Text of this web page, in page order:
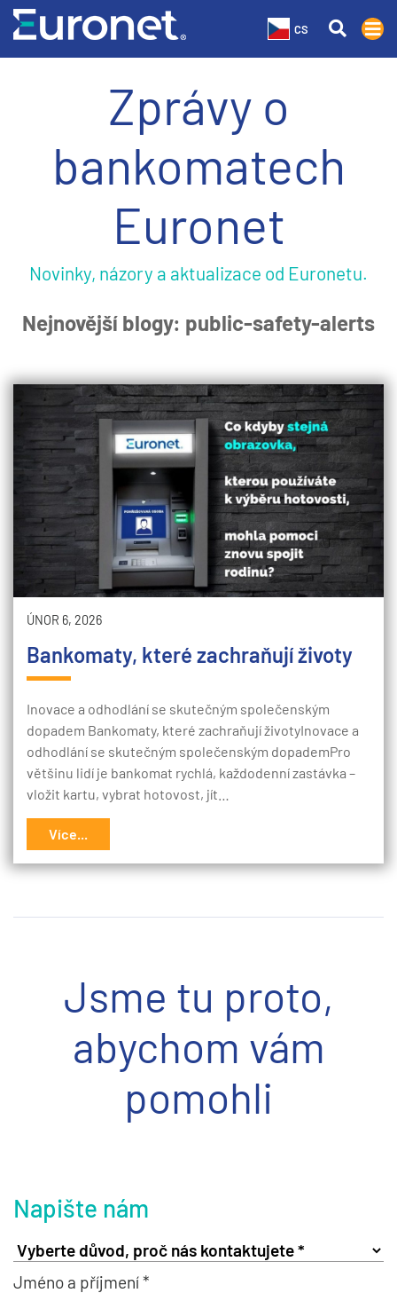
CS
Zprávy o
bankomatech
Euronet
Novinky, názory a aktualizace od Euronetu.
Nejnovější blogy: public-safety-alerts
ÚNOR 6, 2026
Bankomaty, které zachraňují životy
Inovace a odhodlání se skutečným společenským
dopadem Bankomaty, které zachraňují životyInovace a
odhodlání se skutečným společenským dopademPro
většinu lidí je bankomat rychlá, každodenní zastávka –
vložit kartu, vybrat hotovost, jít…
Více...
Jsme tu proto,
abychom vám
pomohli
Napište nám
Jméno a příjmení *